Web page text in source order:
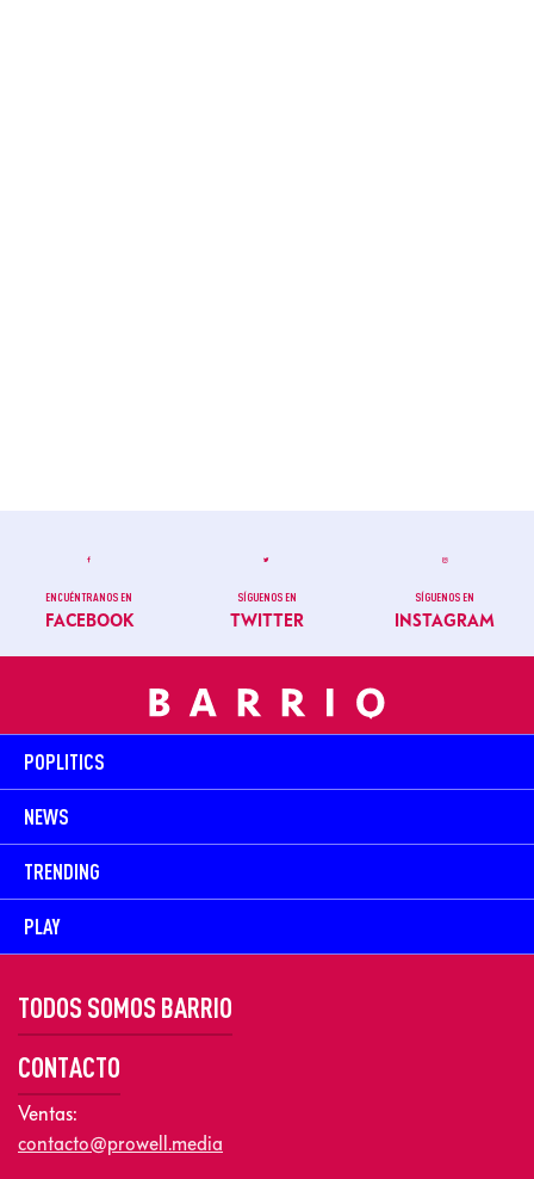
ENCUÉNTRANOS EN
FACEBOOK
SÍGUENOS EN
TWITTER
SÍGUENOS EN
INSTAGRAM
POPLITICS
NEWS
TRENDING
PLAY
TODOS SOMOS BARRIO
CONTACTO
Ventas:
contacto@prowell.media